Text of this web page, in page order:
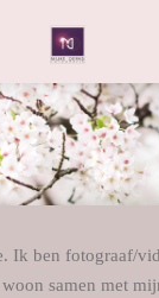
Ik ben fotograaf/
samen met